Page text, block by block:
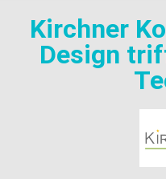
Kirchner
Design